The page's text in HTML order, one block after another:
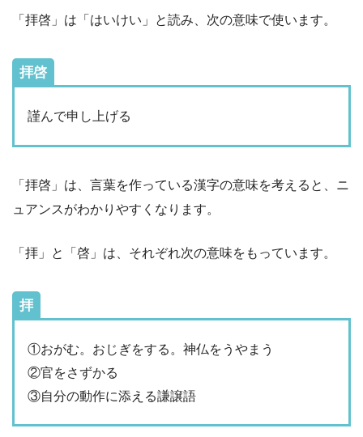
「拝啓」は「はいけい」と読み、次の意味で使います。
拝啓
謹んで申し上げる
「拝啓」は、言葉を作っている漢字の意味を考えると、ニ
ュアンスがわかりやすくなります。
「拝」と「啓」は、それぞれ次の意味をもっています。
拝
①おがむ。おじぎをする。神仏をうやまう
②官をさずかる
③自分の動作に添える謙譲語